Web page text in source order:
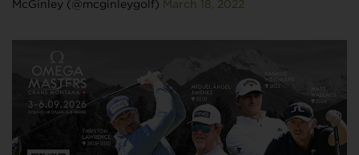
McGinley (@mcginleygolf) March 18, 2022